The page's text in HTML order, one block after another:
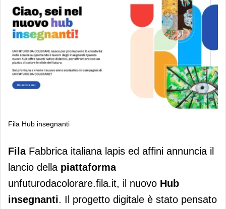
Fila Hub insegnanti
Fila lancia l'Hub insegnanti “Un
Futuro da Colorare”
FilaFabbrica italiana lapis ed affini annuncia il
lancio della piattaforma
unfuturodacolorare.fila.it, il nuovo Hub
insegnanti. Il progetto digitale è stato pensato